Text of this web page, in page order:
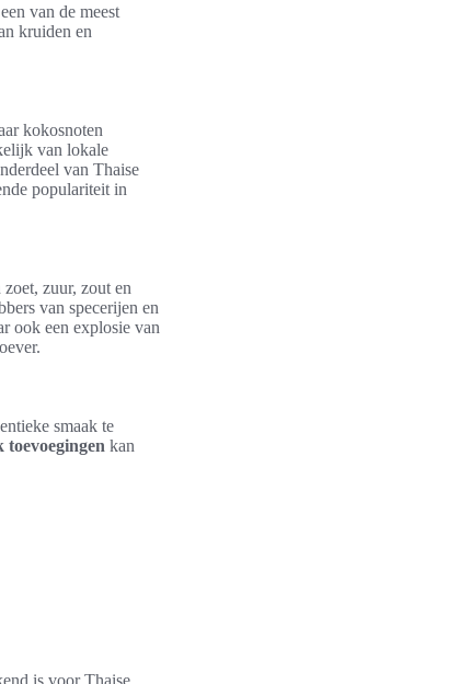
van de meest
kruiden en
kokosnoten
van lokale
van Thaise
populariteit in
zuur, zout en
van specerijen en
ook een explosie van
smaak te
toevoegingen kan
is voor Thaise